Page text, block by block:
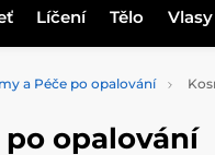
Líčení Tělo Vlasy
a Péče po opalování
opalování